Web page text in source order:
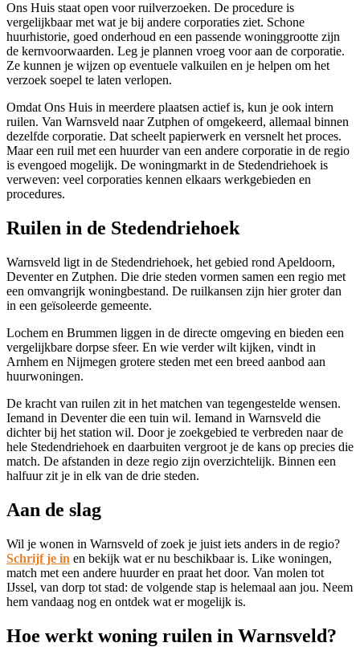
Ons Huis staat open voor ruilverzoeken. De procedure is
vergelijkbaar met wat je bij andere corporaties ziet. Schone
huurhistorie, goed onderhoud en een passende woninggrootte zijn
de kernvoorwaarden. Leg je plannen vroeg voor aan de corporatie.
Ze kunnen je wijzen op eventuele valkuilen en je helpen om het
verzoek soepel te laten verlopen.
Omdat Ons Huis in meerdere plaatsen actief is, kun je ook intern
ruilen. Van Warnsveld naar Zutphen of omgekeerd, allemaal binnen
dezelfde corporatie. Dat scheelt papierwerk en versnelt het proces.
Maar een ruil met een huurder van een andere corporatie in de regio
is evengoed mogelijk. De woningmarkt in de Stedendriehoek is
verweven: veel corporaties kennen elkaars werkgebieden en
procedures.
Ruilen in de Stedendriehoek
Warnsveld ligt in de Stedendriehoek, het gebied rond Apeldoorn,
Deventeren Zutphen. Die drie steden vormen samen een regio met
een omvangrijk woningbestand. De ruilkansen zijn hier groter dan
in een geïsoleerde gemeente.
Lochem en Brummen liggen in de directe omgeving en bieden een
vergelijkbare dorpse sfeer. En wie verder wilt kijken, vindt in
Arnhem en Nijmegen grotere steden met een breed aanbod aan
huurwoningen.
De kracht van ruilen zit in het matchen van tegengestelde wensen.
Iemand in Deventer die een tuin wil. Iemand in Warnsveld die
dichter bij het station wil. Door je zoekgebied te verbreden naar de
hele Stedendriehoek en daarbuiten vergroot je de kans op precies die
match. De afstanden in deze regio zijn overzichtelijk. Binnen een
halfuur zit je in elk van de drie steden.
Aan de slag
Wil je wonen in Warnsveld of zoek je juist iets anders in de regio?
Schrijf je in en bekijk wat er nu beschikbaar is. Like woningen,
match met een andere huurder en praat het door. Van molen tot
IJssel, van dorp tot stad: de volgende stap is helemaal aan jou. Neem
hem vandaag nog en ontdek wat er mogelijk is.
Hoe werkt woning ruilen in Warnsveld?